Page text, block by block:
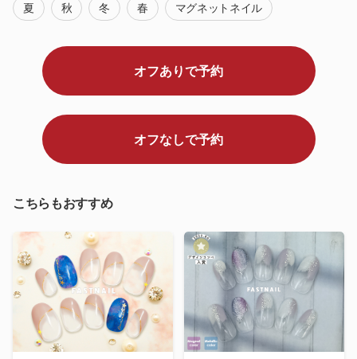
夏 秋 冬 春 マグネットネイル
オフありで予約
オフなしで予約
こちらもおすすめ